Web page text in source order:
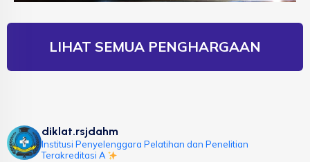
LIHAT SEMUA PENGHARGAAN
diklat.rsjdahm
Institusi Penyelenggara Pelatihan dan Penelitian
Terakreditasi A